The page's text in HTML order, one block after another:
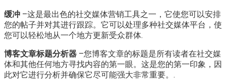
缓冲 –这是最出色的社交媒体营销工具之一，它使您可以安排
您的帖子并对其进行跟踪。它可以处理多种社交媒体平台，使
您可以轻松地从一个地方更新受众群体.
博客文章标题分析器 –您博客文章的标题是所有读者在社交媒
体和其他任何地方寻找内容的第一眼。这是您的第一印象，因
此对它进行分析并确保它尽可能强大非常重要。.